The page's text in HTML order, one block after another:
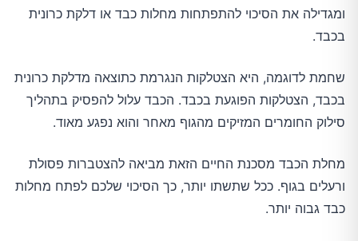
ומגדילה את הסיכוי להתפתחות מחלות כבד או דלקת כרונית
בכבד.
שחמת לדוגמה, היא הצטלקות הנגרמת כתוצאה מדלקת כרונית
בכבד, הצטלקות הפוגעת בכבד. הכבד עלול להפסיק בתהליך
סילוק החומרים המזיקים מהגוף מאחר והוא נפגע מאוד.
מחלת הכבד מסכנת החיים הזאת מביאה להצטברות פסולת
ורעלים בגוף. ככל שתשתו יותר, כך הסיכוי שלכם לפתח מחלות
כבד גבוה יותר.